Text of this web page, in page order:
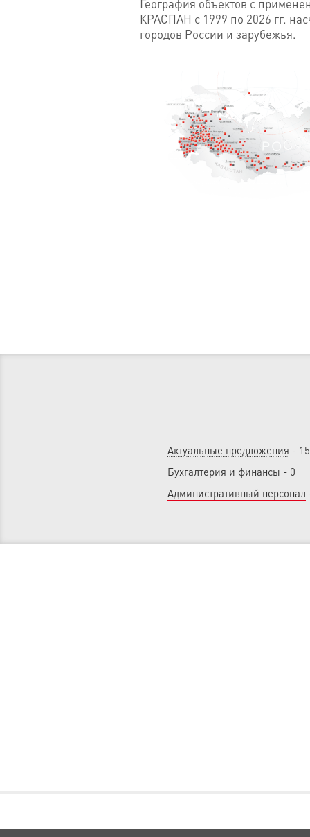
География объектов с
КРАСПАН с 1999 по 2026 гг.
городов России и зарубежья.
Актуальные предложения - 15
Бухгалтерия и финансы - 0
Административный персонал